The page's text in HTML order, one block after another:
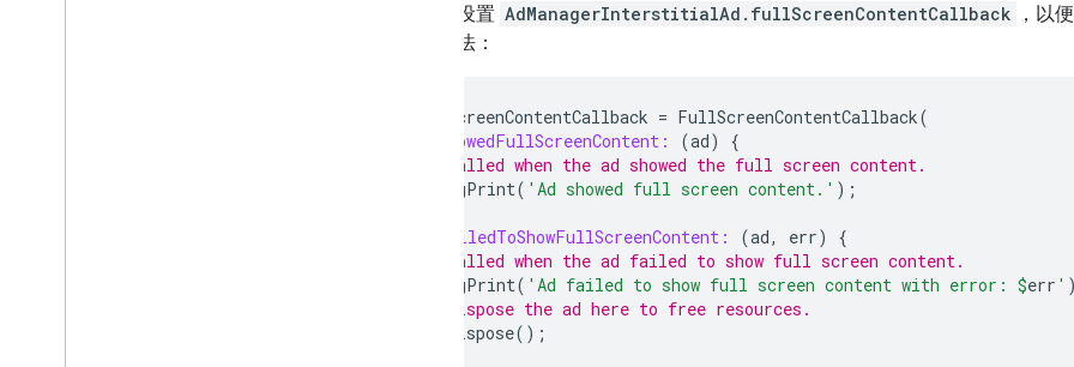
告之前设置 AdManagerInterstitialAd.fullScreenContentCallback
，以
每个方法：
fullScreenContentCallback = FullScreenContentCallback(
onAdShowedFullScreenContent:
(ad)
{
// Called when the ad showed the full screen content.
debugPrint( 'Ad showed full screen content.' );
onAdFailedToShowFullScreenContent:
(ad, err)
{
// Called when the ad failed to show full screen content.
debugPrint( 'Ad failed to show full screen content with error: $err '
// Dispose the ad here to free resources.
dispose();